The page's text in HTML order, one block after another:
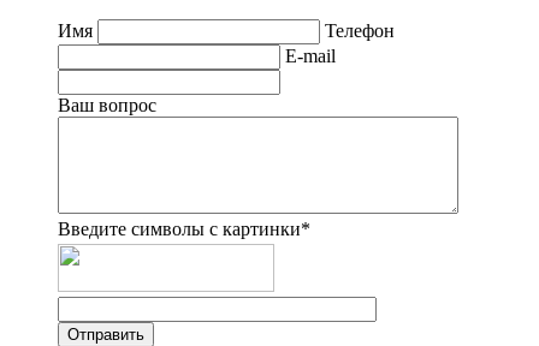
Имя
Телефон
E-mail
Ваш вопрос
Введите символы с картинки*
Отправить